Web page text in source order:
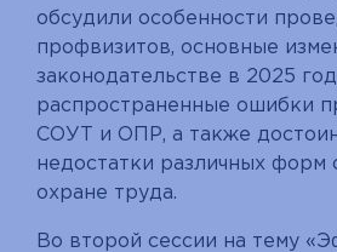
обсудили особенности
профвизитов, основные
законодательстве в 2025
распространенные ошибки
СОУТ и ОПР, а также
недостатки различных форм
охране труда.
Во второй сессии на тему